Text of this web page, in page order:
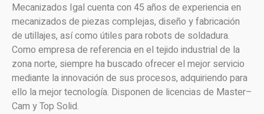
Mecanizados Igal cuenta con 45 años de experiencia en
mecanizados de piezas complejas, diseño y fabricación
de utillajes, así como útiles para robots de soldadura.
Como empresa de referencia en el tejido industrial de la
zona norte, siempre ha buscado ofrecer el mejor servicio
mediante la innovación de sus procesos, adquiriendo para
ello la mejor tecnología. Disponen de licencias de Master–
Cam y Top Solid.